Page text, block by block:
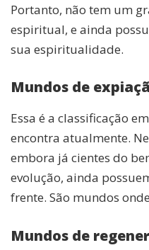
Portanto, não tem um
espiritual, e ainda
sua espiritualidade.
Mundos de
Essa é a classificação
encontra atualmente.
embora já cientes do
evolução, ainda
frente. São mundos
Mundos de